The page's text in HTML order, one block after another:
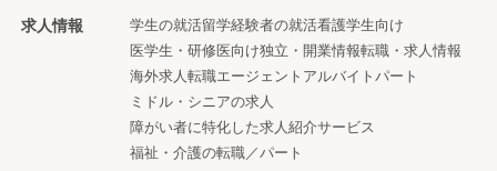
求人情報 学生の就活留学経験者の就活看護学生向け
医学生・研修医向け独立・開業情報転職・求人情報
海外求人 転職エージェント アルバイト パート
ミドル・シニアの求人
障がい者に特化した求人紹介サービス
福祉・介護の転職／パート